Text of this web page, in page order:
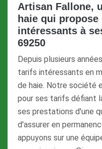
Artisan Fallone,
haie qui
intéressants à
69250
Depuis plusieurs
tarifs intéressants en
de haie. Notre société
pour ses tarifs défiant
ses prestations d'une
d'assurer en
appuyons sur une